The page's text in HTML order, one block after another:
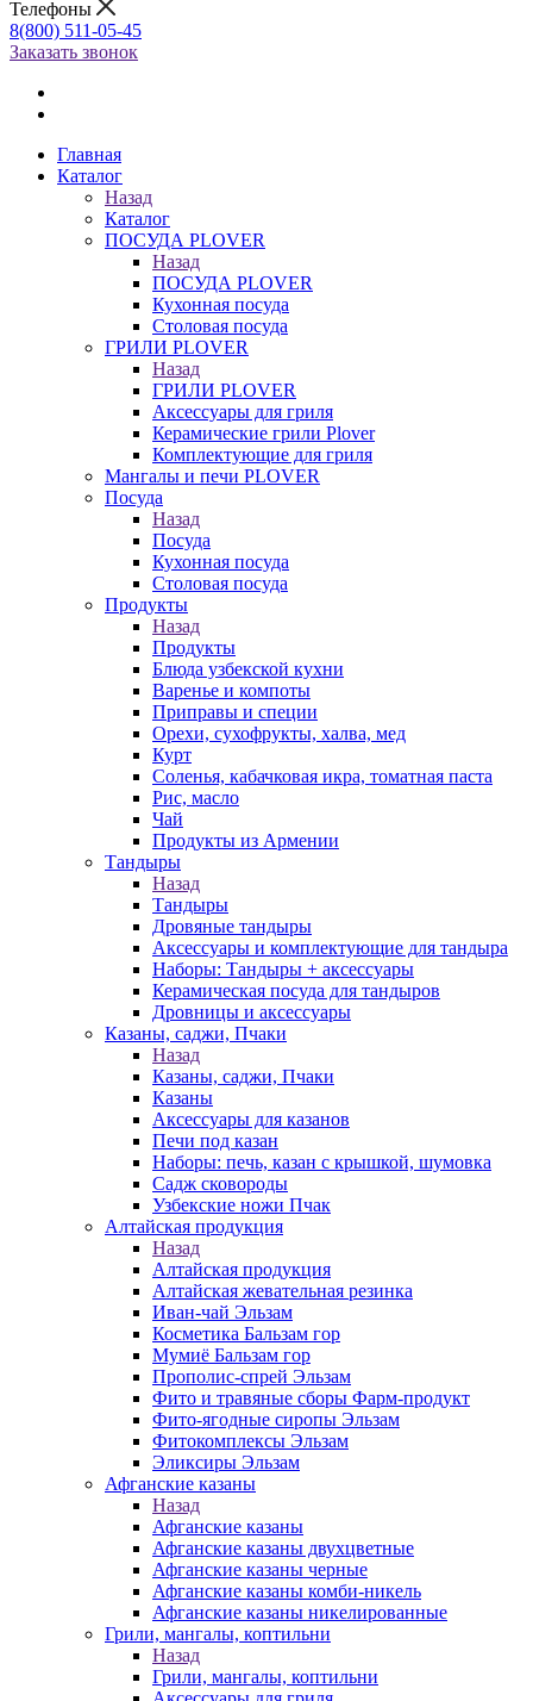
Телефоны
8(800) 511-05-45
Заказать звонок
Главная
Каталог
Назад
Каталог
ПОСУДА PLOVER
Назад
ПОСУДА PLOVER
Кухонная посуда
Столовая посуда
ГРИЛИ PLOVER
Назад
ГРИЛИ PLOVER
Аксессуары для гриля
Керамические грили Plover
Комплектующие для гриля
Мангалы и печи PLOVER
Посуда
Назад
Посуда
Кухонная посуда
Столовая посуда
Продукты
Назад
Продукты
Блюда узбекской кухни
Варенье и компоты
Приправы и специи
Орехи, сухофрукты, халва, мед
Курт
Соленья, кабачковая икра, томатная паста
Рис, масло
Чай
Продукты из Армении
Тандыры
Назад
Тандыры
Дровяные тандыры
Аксессуары и комплектующие для тандыра
Наборы: Тандыры + аксессуары
Керамическая посуда для тандыров
Дровницы и аксессуары
Казаны, саджи, Пчаки
Назад
Казаны, саджи, Пчаки
Казаны
Аксессуары для казанов
Печи под казан
Наборы: печь, казан с крышкой, шумовка
Садж сковороды
Узбекские ножи Пчак
Алтайская продукция
Назад
Алтайская продукция
Алтайская жевательная резинка
Иван-чай Эльзам
Косметика Бальзам гор
Мумиё Бальзам гор
Прополис-спрей Эльзам
Фито и травяные сборы Фарм-продукт
Фито-ягодные сиропы Эльзам
Фитокомплексы Эльзам
Эликсиры Эльзам
Афганские казаны
Назад
Афганские казаны
Афганские казаны двухцветные
Афганские казаны черные
Афганские казаны комби-никель
Афганские казаны никелированные
Грили, мангалы, коптильни
Назад
Грили, мангалы, коптильни